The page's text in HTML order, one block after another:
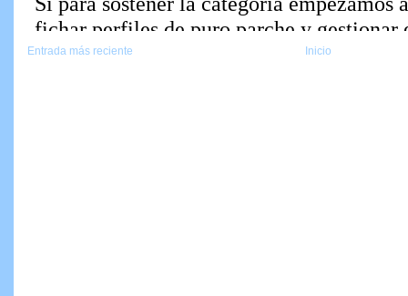
Entrada más reciente Inicio